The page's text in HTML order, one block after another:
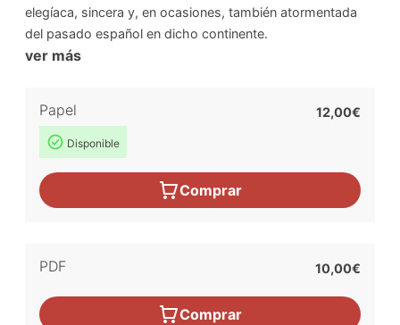
elegíaca, sincera y, en ocasiones, también atormentada
del pasado español en dicho continente.
ver más
Papel
Disponible
12,00€
Comprar
PDF 10,00€
Comprar